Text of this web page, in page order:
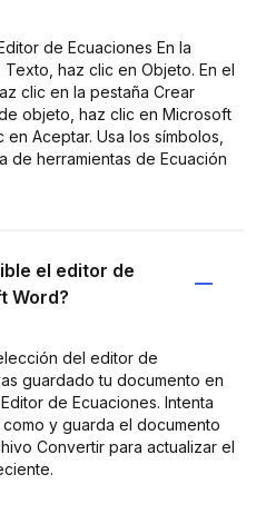
de Ecuaciones En la
haz clic en Objeto. En el
clic en la pestaña Crear
objeto, haz clic en Microsoft
Aceptar. Usa los símbolos,
de herramientas de Ecuación
el editor de
Word?
del editor de
guardado tu documento en
de Ecuaciones. Intenta
y guarda el documento
Convertir para actualizar el